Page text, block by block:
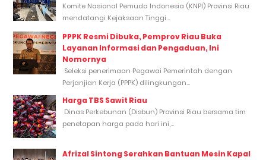
Komite Nasional Pemuda Indonesia (KNPI) Provinsi Riau
mendatangi Kejaksaan Tinggi...
PPPK Resmi Dibuka, Pemprov Riau Buka
Layanan Informasi dan Pengaduan, Ini
Nomornya
Seleksi penerimaan Pegawai Pemerintah dengan
Perjanjian Kerja (PPPK) dilingkungan...
Harga TBS Sawit Riau
Dinas Perkebunan (Disbun) Provinsi Riau bersama tim
penetapan harga pada hari ini,...
Afrizal Sintong Serahkan Bantuan Mesin Kapal